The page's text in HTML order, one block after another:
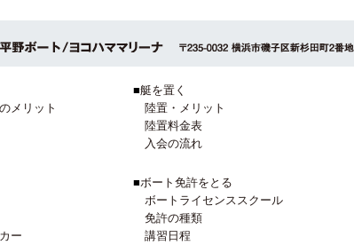
メリット
ー
■艇を置く
陸置・メリット
陸置料金表
入会の流れ
■ボート免許をとる
ボートライセンススクール
免許の種類
講習日程